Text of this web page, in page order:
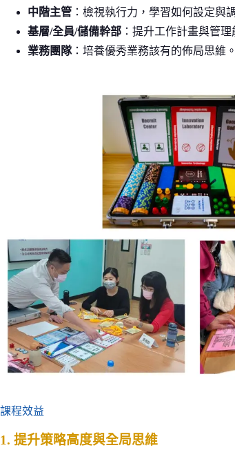
中階主管 ：檢視執行力，學習如何設定與
基層/全員/儲備幹部 ：提升工作計畫與管
業務團隊：培養優秀業務該有的佈局思維。
課程效益
1. 提升策略高度與全局思維